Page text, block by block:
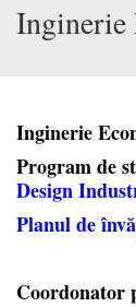
Inginerie
Inginerie
Program de
Design
Planul de
Coordonator